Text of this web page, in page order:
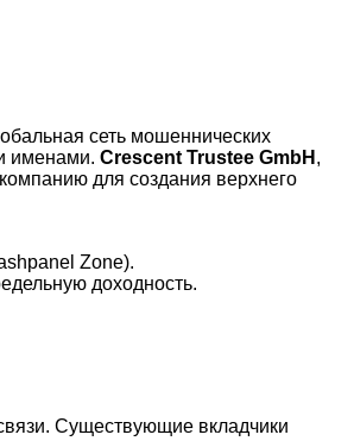
сеть мошеннических
именами. Crescent Trustee GmbH ,
для создания верхнего
Zone).
доходность.
Существующие вкладчики